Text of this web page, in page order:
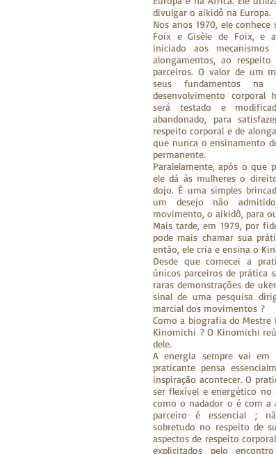
divulgar o aikidô na Europa.
Nos anos 1970, ele
Foix e Gisèle de Foix, e
iniciado aos
alongamentos, ao
parceiros. O valor de um
seus fundamentos
desenvolvimento corporal
será testado e
abandonado, para
respeito corporal e de
que nunca o ensinamento
permanente.
Paralelamente, após o que
ele dá às mulheres o
dojo. É uma simples
um desejo não
movimento, o aikidô, para
Mais tarde, em 1979, por
pode mais chamar sua
então, ele cria e ensina o
Desde que comecei a
únicos parceiros de prática
raras demonstrações de
sinal de uma pesquisa
marcial dos movimentos ?
Como a biografia do
Kinomichi ? O Kinomichi
dele.
A energia sempre vai em
praticante pensa
inspiração acontecer. O
ser flexível e energético
como o nadador o é com
parceiro é essencial ;
sobretudo no respeito de
aspectos de respeito
explicitados pelo